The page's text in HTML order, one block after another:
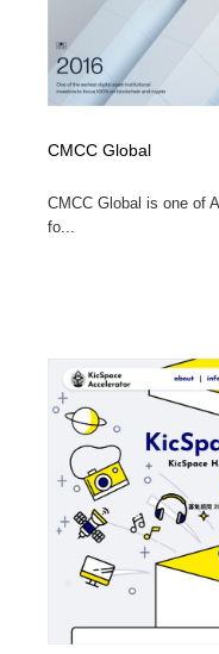
CMCC Global
CMCC Global is one of
fo...